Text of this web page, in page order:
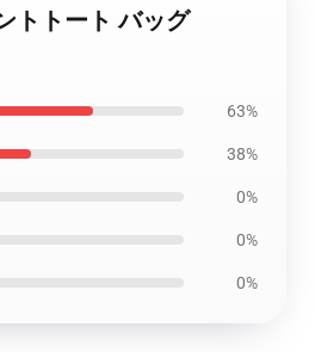
トトート バッグ
63%
38%
0%
0%
0%